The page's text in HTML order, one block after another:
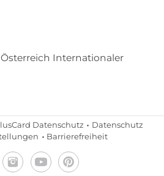
Internationaler
Datenschutz
Datenschutz
Barrierefreiheit